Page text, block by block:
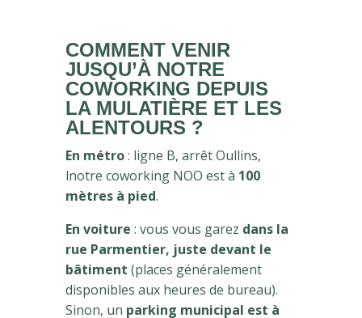
COMMENT VENIR
JUSQU’À NOTRE
COWORKING DEPUIS
LA MULATIÈRE ET LES
ALENTOURS ?
En métro: ligne B, arrêt Oullins,
lnotre coworking NOO est à 100
mètres à pied.
En voiture : vous vous garez dans la
rue Parmentier, juste devant le
bâtiment (places généralement
disponibles aux heures de bureau).
Sinon, un parking municipal est à